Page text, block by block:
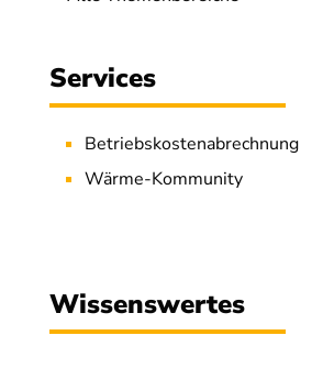
Services
Betriebskostenabrechnung
Wärme-Kommunity
Wissenswertes